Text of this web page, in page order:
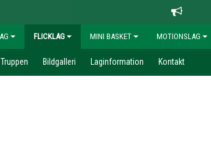
FLICKLAG MINI BASKET MOTIONSLAG
Truppen Bildgalleri Laginformation Kontakt